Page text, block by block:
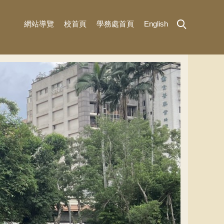
網站導覽 校首頁 學務處首頁 English